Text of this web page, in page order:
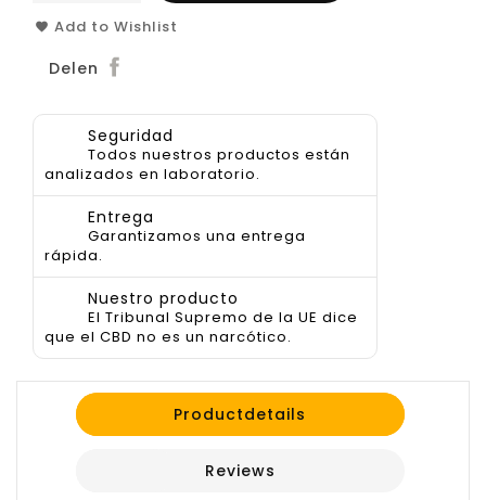
Add to Wishlist
Delen
Seguridad
Todos nuestros productos están
analizados en laboratorio.
Entrega
Garantizamos una entrega
rápida.
Nuestro producto
El Tribunal Supremo de la UE dice
que el CBD no es un narcótico.
Productdetails
Reviews